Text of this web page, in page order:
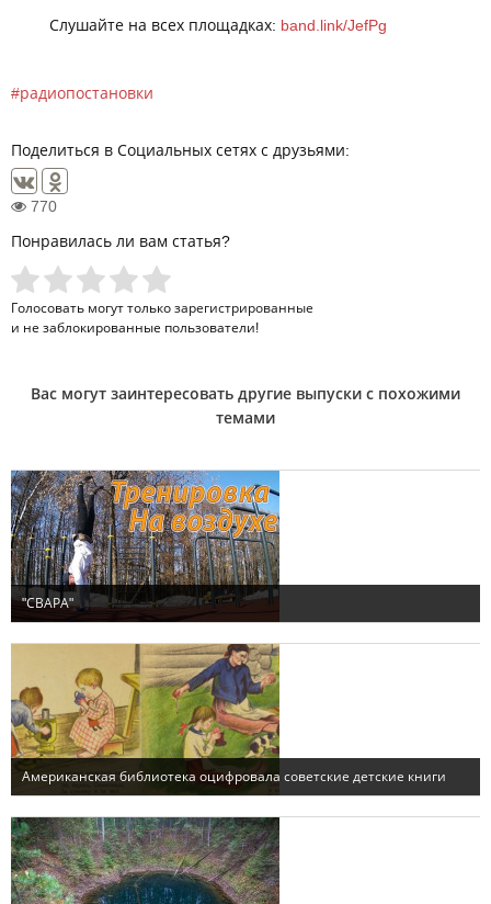
Слушайте на всех площадках: band.link/JefPg
радиопостановки
Поделиться в Социальных сетях с друзьями:
770
Понравилась ли вам статья?
Голосовать могут только зарегистрированные
и не заблокированные пользователи!
Вас могут заинтересовать другие выпуски с похожими
темами